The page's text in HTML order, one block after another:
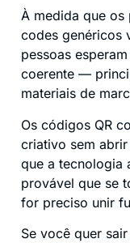
À medida que os
codes genéricos
pessoas
coerente —
materiais de
Os códigos QR
criativo sem
que a tecnologia
provável que se
for preciso unir
Se você quer